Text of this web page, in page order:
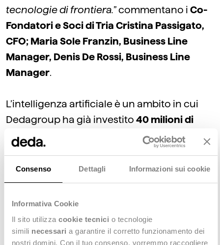
Consenso Dettagli Informazioni sui cookie
Informativa Cookie
Il sito utilizza cookie tecnici o tecnologie
simili necessari a garantire il corretto funzionamento dei
nostri domini. Con il tuo consenso, vorremmo raccogliere
tecnologie di frontiera.” commentano i Co-
Fondatori e Soci di Tria Cristina Passigato,
CFO; Maria Sole Franzin, Business Line
Manager, Denis De Rossi, Business Line
Manager.
L’intelligenza artificiale è un ambito in cui
Dedagroup ha già investito 40 milioni di
euro
nell’ultimo anno e che, secondo i piani,
vedrà ulteriori investimenti nei prossimi
cinque anni, peraccelerare l’adozione
dell’intelligenza artificiale nei contesti
integrato.